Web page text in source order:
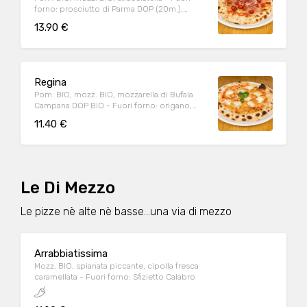
forno: prosciutto di Parma DOP (20m.),
13.90 €
Regina
Pom. BIO, mozz. BIO, mozzarella di Bufala
Campana DOP BIO - Fuori forno: origano,
11.40 €
Le Di Mezzo
Le pizze nè alte nè basse...una via di mezzo
Arrabbiatissima
Mozz. BIO, spianata piccante, cipolla fresca
caramellata - Fuori forno: Sfizietto Calabro